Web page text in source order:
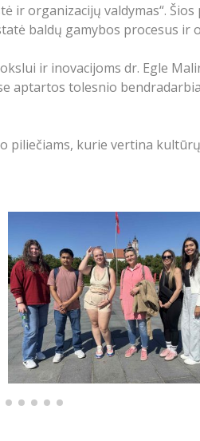
ir organizacijų valdymas“.
baldų gamybos procesus ir
ir inovacijoms dr. Egle
aptartos tolesnio
kurie vertina